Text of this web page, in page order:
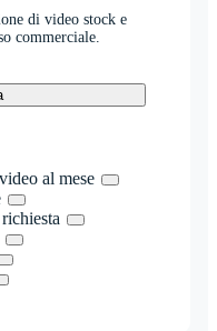
di video stock e
commerciale.
al mese